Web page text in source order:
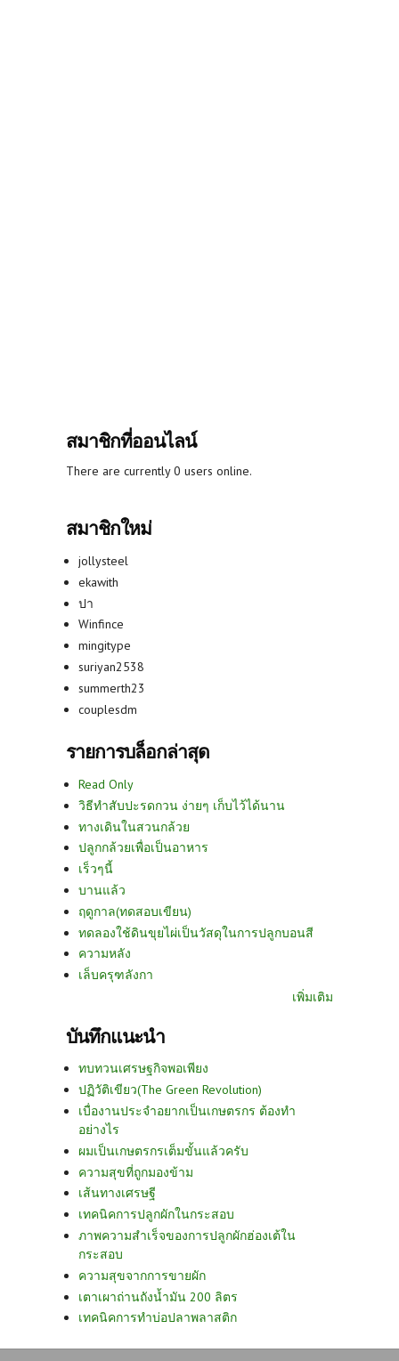
สมาชิกที่ออนไลน์
There are currently 0 users online.
สมาชิกใหม่
jollysteel
ekawith
ปา
Winfince
mingitype
suriyan2538
summerth23
couplesdm
รายการบล็อกล่าสุด
Read Only
วิธีทำสับปะรดกวน ง่ายๆ เก็บไว้ได้นาน
ทางเดินในสวนกล้วย
ปลูกกล้วยเพื่อเป็นอาหาร
เร็วๆนี้
บานแล้ว
ฤดูกาล(ทดสอบเขียน)
ทดลองใช้ดินขุยไผ่เป็นวัสดุในการปลูกบอนสี
ความหลัง
เล็บครุฑลังกา
เพิ่มเติม
บันทึกแนะนำ
ทบทวนเศรษฐกิจพอเพียง
ปฏิวัติเขียว(The Green Revolution)
เบื่องานประจำอยากเป็นเกษตรกร ต้องทำ
อย่างไร
ผมเป็นเกษตรกรเต็มขั้นแล้วครับ
ความสุขที่ถูกมองข้าม
เส้นทางเศรษฐี
เทคนิคการปลูกผักในกระสอบ
ภาพความสำเร็จของการปลูกผักฮ่องเต้ใน
กระสอบ
ความสุขจากการขายผัก
เตาเผาถ่านถังน้ำมัน 200 ลิตร
เทคนิคการทำบ่อปลาพลาสติก